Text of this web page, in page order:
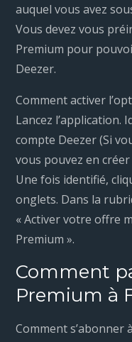
auquel vous avez
Vous devez vous
Premium pour
Deezer.
Comment activer
Lancez l’application.
compte Deezer (Si
vous pouvez en créer
Une fois identifié,
onglets. Dans la
« Activer votre offre
Premium ».
Comment
Premium à
Comment s’abonner